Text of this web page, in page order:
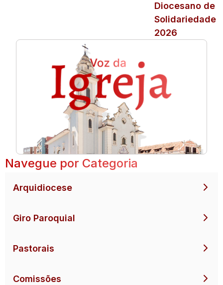
Diocesano de
Solidariedade
2026
Navegue por Categoria
Arquidiocese
Giro Paroquial
Pastorais
Comissões